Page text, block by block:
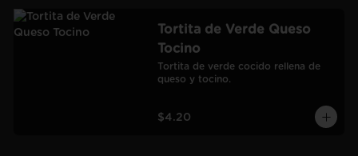
Tortita de Verde Queso
Tocino
Tortita de verde cocido rellena de
queso y tocino.
$4.20